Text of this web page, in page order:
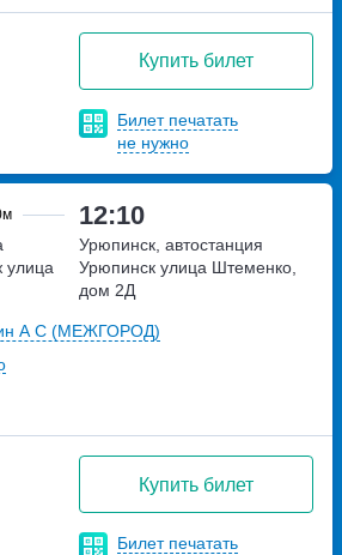
Купить билет
Билет печатать
не нужно
12:10
Купить билет
Билет печатать
улица
Урюпинск, автостанция
Урюпинск улица Штеменко,
дом 2Д
А С (МЕЖГОРОД)